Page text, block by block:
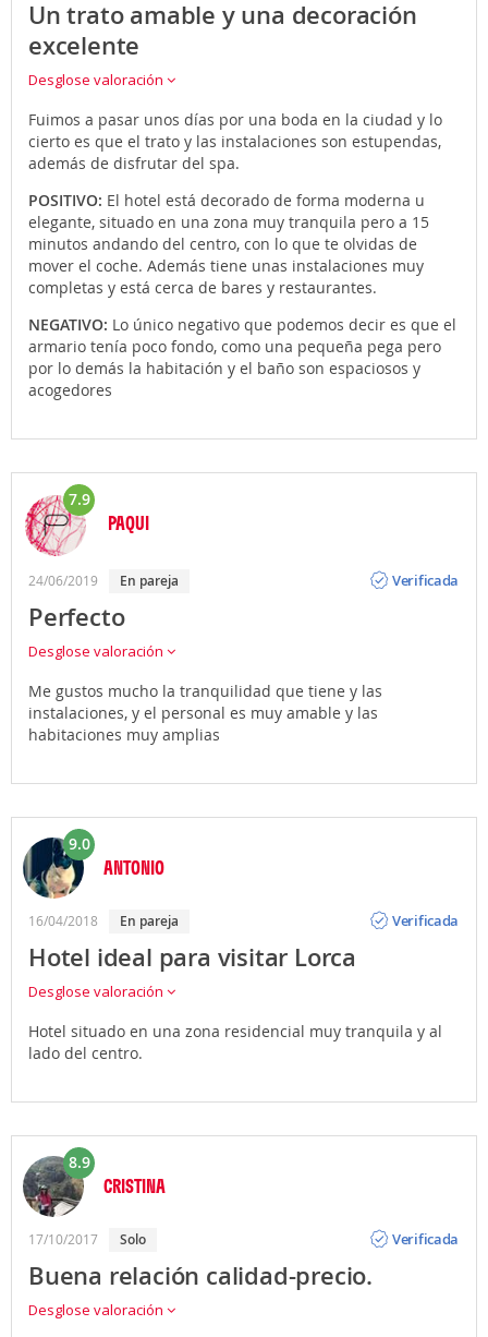
Un trato amable y una decoración
excelente
Desglose valoración
Fuimos a pasar unos días por una boda en la ciudad y lo
cierto es que el trato y las instalaciones son estupendas,
además de disfrutar del spa.
POSITIVO: El hotel está decorado de forma moderna u
elegante, situado en una zona muy tranquila pero a 15
minutos andando del centro, con lo que te olvidas de
mover el coche. Además tiene unas instalaciones muy
completas y está cerca de bares y restaurantes.
NEGATIVO: Lo único negativo que podemos decir es que el
armario tenía poco fondo, como una pequeña pega pero
por lo demás la habitación y el baño son espaciosos y
acogedores
7.9
PAQUI
24/06/2019 en pareja
Verificada
Perfecto
Desglose valoración
Me gustos mucho la tranquilidad que tiene y las
instalaciones, y el personal es muy amable y las
habitaciones muy amplias
9.0
ANTONIO
16/04/2018 en pareja
Verificada
Hotel ideal para visitar Lorca
Desglose valoración
Hotel situado en una zona residencial muy tranquila y al
lado del centro.
8.9
CRISTINA
17/10/2017 solo
Verificada
Buena relación calidad-precio.
Desglose valoración